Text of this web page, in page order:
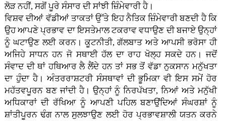
ਲੋੜ ਨਹੀਂ, ਸਗੋਂ ਪੂਰੇ ਸੰਸਾਰ ਦੀ ਸਾਂਝੀ ਜ਼ਿੰਮੇਵਾਰੀ ਹੈ।
ਵਿਸ਼ਵ ਦੀਆਂ ਵੱਡੀਆਂ ਤਾਕਤਾਂ ਉੱਤੇ ਇਹ ਨੈਤਿਕ ਜ਼ਿੰਮੇਵਾਰੀ ਬਣਦੀ ਹੈ ਕਿ
ਉਹ ਆਪਣੇ ਪ੍ਰਭਾਵ ਦਾ ਇਸਤੇਮਾਲ ਟਕਰਾਵ ਵਧਾਉਣ ਦੀ ਬਜਾਏ ਉਨ੍ਹਾਂ
ਨੂੰ ਘਟਾਉਣ ਲਈ ਕਰਨ। ਕੂਟਨੀਤੀ, ਗੱਲਬਾਤ ਅਤੇ ਆਪਸੀ ਭਰੋਸਾ ਹੀ
ਅਜਿਹੇ ਸਾਧਨ ਹਨ ਜੋ ਸਥਾਈ ਹੱਲ ਦਾ ਰਾਹ ਖੋਲ੍ਹ ਸਕਦੇ ਹਨ। ਜਦੋਂ
ਸੰਵਾਦ ਦੀ ਥਾਂ ਹਥਿਆਰ ਲੈ ਲੈਂਦੇ ਹਨ ਤਾਂ ਸਭ ਤੋਂ ਵੱਡਾ ਨੁਕਸਾਨ ਮਨੁੱਖਤਾ
ਦਾ ਹੁੰਦਾ ਹੈ। ਅੰਤਰਰਾਸ਼ਟਰੀ ਸੰਸਥਾਵਾਂ ਦੀ ਭੂਮਿਕਾ ਵੀ ਇਸ ਸਮੇਂ ਹੋਰ
ਮਹੱਤਵਪੂਰਨ ਬਣ ਜਾਂਦੀ ਹੈ। ਉਨ੍ਹਾਂ ਨੂੰ ਨਿਰਪੱਖਤਾ, ਨਿਆਂ ਅਤੇ ਮਨੁੱਖੀ
ਅਧਿਕਾਰਾਂ ਦੀ ਰੱਖਿਆ ਨੂੰ ਆਪਣੀ ਪਹਿਲ ਬਣਾਉਂਦਿਆਂ ਸੰਘਰਸ਼ਾਂ ਨੂੰ
ਸ਼ਾਂਤੀਪੂਰਨ ਢੰਗ ਨਾਲ ਸੁਲਝਾਉਣ ਲਈ ਹੋਰ ਪ੍ਰਭਾਵਸ਼ਾਲੀ ਯਤਨ ਕਰਨੇ